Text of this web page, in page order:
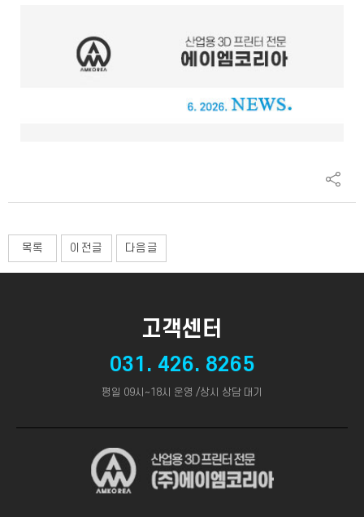
목록 이전글 다음글
고객센터
031. 426. 8265
평일 09시~18시 운영 /상시 상담 대기